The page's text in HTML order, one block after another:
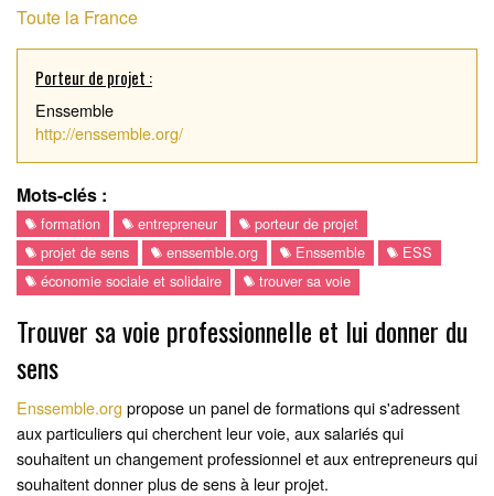
Toute la France
Porteur de projet :
Enssemble
http://enssemble.org/
Mots-clés :
formation entrepreneur
porteur de projet
projet de sens
enssemble.org Enssemble
ESS
économie sociale et solidaire
trouver sa voie
Trouver sa voie professionnelle et lui donner du
sens
Enssemble.org propose un panel de formations qui s'adressent
aux particuliers qui cherchent leur voie, aux salariés qui
souhaitent un changement professionnel et aux entrepreneurs qui
souhaitent donner plus de sens à leur projet.